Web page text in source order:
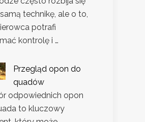
technikę, ale o to,
potrafi
kontrolę i …
Przegląd opon do
quadów
odpowiednich opon
to kluczowy